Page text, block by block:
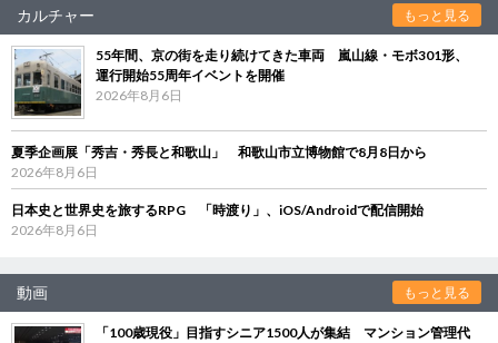
カルチャー もっと見る
55年間、京の街を走り続けてきた車両 嵐山線・モボ301形、
運行開始55周年イベントを開催
2026年8月6日
夏季企画展「秀吉・秀長と和歌山」 和歌山市立博物館で8月8日から
2026年8月6日
日本史と世界史を旅するRPG 「時渡り」、iOS/Androidで配信開始
2026年8月6日
動画 もっと見る
「100歳現役」目指すシニア1500人が集結 マンション管理代